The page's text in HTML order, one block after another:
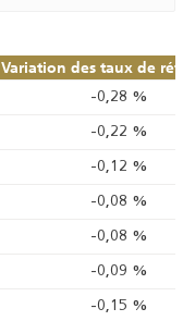
Variation des taux de
-0,28 %
-0,22 %
-0,12 %
-0,08 %
-0,08 %
-0,09 %
-0,15 %